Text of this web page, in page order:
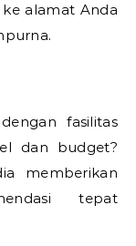
alamat Anda
fasilitas
dan budget?
memberikan
tepat